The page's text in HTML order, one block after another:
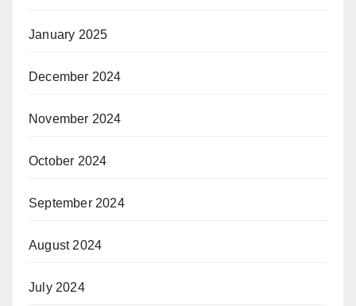
January 2025
December 2024
November 2024
October 2024
September 2024
August 2024
July 2024